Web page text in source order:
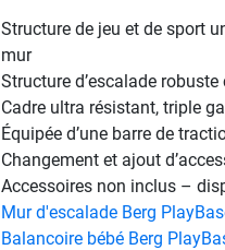
Structure de jeu et de sport
mur
Structure d’escalade
Cadre ultra résistant, triple
Équipée d’une barre de
Changement et ajout
Accessoires non inclus –
Mur d'escalade Berg
Balancoire bébé Berg